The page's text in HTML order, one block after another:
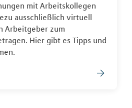
mit Arbeitskollegen
ausschließlich virtuell
Arbeitgeber zum
Hier gibt es Tipps und